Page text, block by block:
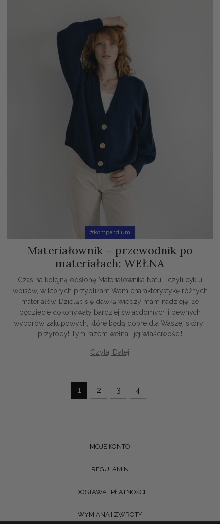
#kompendium
Materiałownik – przewodnik po
materiałach: WEŁNA
Czas na kolejną odsłonę Materiałownika Natuli, czyli cyklu
wpisów, w których przybliżam Wam charakterystykę różnych
materiałów. Dzieląc się dawką wiedzy mam nadzieję, że
będziecie dokonywały bardziej świacdomych i pewnych
wyborów zakupowych, które będą dobre dla Waszej skóry i
przyrody! Tym razem wełna i jej właściwości!
Czytaj Dalej
1 2 3 4
MOJE KONTO
REGULAMIN
DOSTAWA I PŁATNOŚCI
WYMIANA I ZWROTY